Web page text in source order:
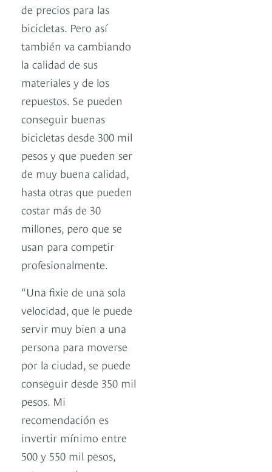
de precios para las
bicicletas. Pero así
también va cambiando
la calidad de sus
materiales y de los
repuestos. Se pueden
conseguir buenas
bicicletas desde 300 mil
pesos y que pueden ser
de muy buena calidad,
hasta otras que pueden
costar más de 30
millones, pero que se
usan para competir
profesionalmente.
“Una fixie de una sola
velocidad, que le puede
servir muy bien a una
persona para moverse
por la ciudad, se puede
conseguir desde 350 mil
pesos. Mi
recomendación es
invertir mínimo entre
500 y 550 mil pesos,